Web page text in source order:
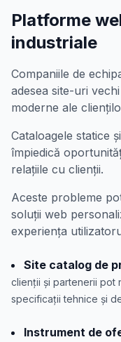
Platforme
industriale
Companiile de
adesea site-uri
moderne ale
Cataloagele statice
împiedică
relațiile cu clienții.
Aceste probleme
soluții web
experiența
Site catalog de
clienții și partenerii pot
specificații tehnice și
Instrument de